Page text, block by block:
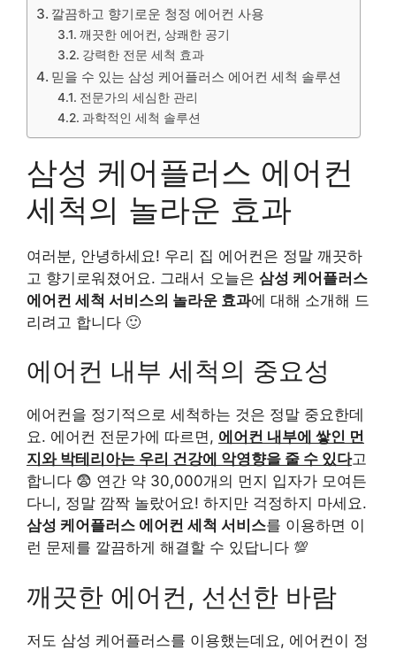
깔끔하고 향기로운 청정 에어컨 사용
깨끗한 에어컨, 상쾌한 공기
강력한 전문 세척 효과
믿을 수 있는 삼성 케어플러스 에어컨 세척 솔루션
전문가의 세심한 관리
과학적인 세척 솔루션
삼성 케어플러스 에어컨
세척의 놀라운 효과
여러분, 안녕하세요! 우리 집 에어컨은 정말 깨끗하
고 향기로워졌어요. 그래서 오늘은 삼성 케어플러스
에어컨 세척 서비스의 놀라운 효과에 대해 소개해 드
리려고 합니다 🙂
에어컨 내부 세척의 중요성
에어컨을 정기적으로 세척하는 것은 정말 중요한데
요. 에어컨 전문가에 따르면, 에어컨 내부에 쌓인 먼
지와 박테리아는 우리 건강에 악영향을 줄 수 있다고
합니다 😨 연간 약 30,000개의 먼지 입자가 모여든
다니, 정말 깜짝 놀랐어요! 하지만 걱정하지 마세요.
삼성 케어플러스 에어컨 세척 서비스를 이용하면 이
런 문제를 깔끔하게 해결할 수 있답니다 💯
깨끗한 에어컨, 선선한 바람
저도 삼성 케어플러스를 이용했는데요, 에어컨이 정